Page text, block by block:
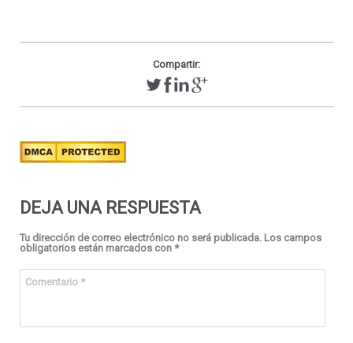
Compartir:
DEJA UNA RESPUESTA
Tu dirección de correo electrónico no será publicada. Los campos
obligatorios están marcados con *
Comentario *